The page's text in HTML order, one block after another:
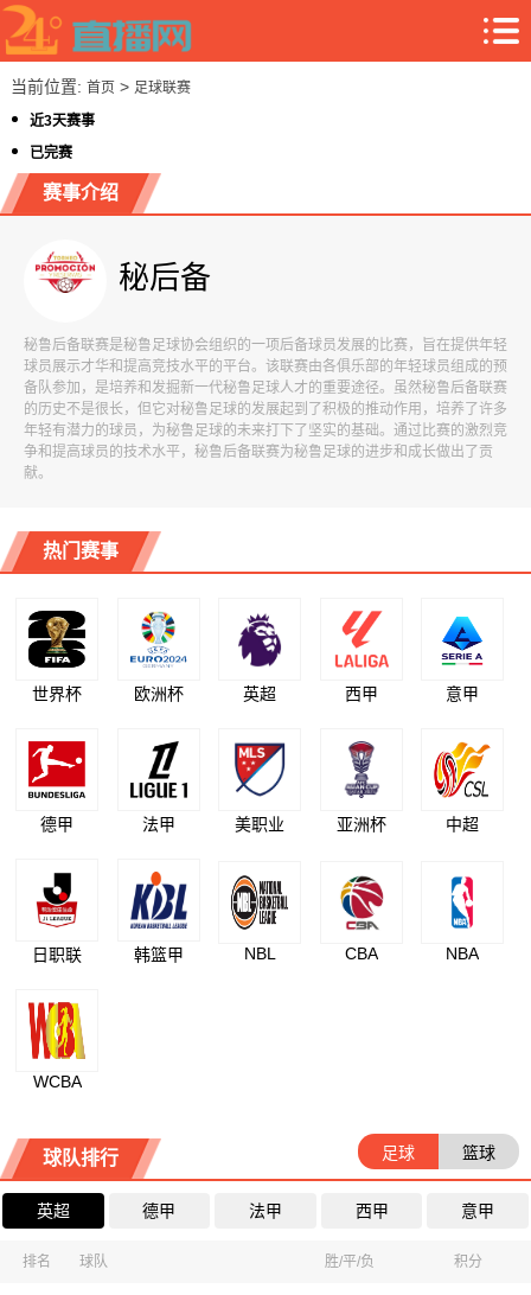
当前位置: 首页> 足球联赛
近3天赛事
已完赛
赛事介绍
秘后备
秘鲁后备联赛是秘鲁足球协会组织的一项后备球员发展的比赛，旨在提供年轻
球员展示才华和提高竞技水平的平台。该联赛由各俱乐部的年轻球员组成的预
备队参加，是培养和发掘新一代秘鲁足球人才的重要途径。虽然秘鲁后备联赛
的历史不是很长，但它对秘鲁足球的发展起到了积极的推动作用，培养了许多
年轻有潜力的球员，为秘鲁足球的未来打下了坚实的基础。通过比赛的激烈竞
争和提高球员的技术水平，秘鲁后备联赛为秘鲁足球的进步和成长做出了贡
献。
热门赛事
世界杯 欧洲杯 英超 西甲 意甲
德甲 法甲 美职业 亚洲杯 中超
日职联 韩篮甲 NBL CBA NBA
WCBA
球队排行 足球 篮球
英超 德甲 法甲 西甲 意甲
排名 球队 胜/平/负 积分